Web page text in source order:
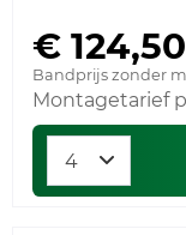
€ 124,50
Bandprijs zonder
Montagetarief